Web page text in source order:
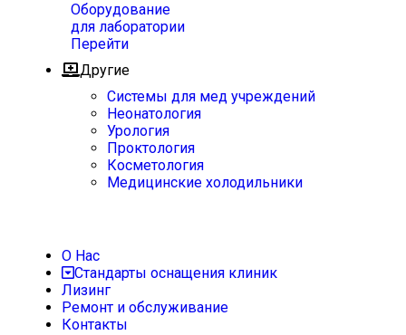
Оборудование
для лаборатории
Перейти
Другие
Системы для мед учреждений
Неонатология
Урология
Проктология
Косметология
Медицинские холодильники
О Нас
Стандарты оснащения клиник
Лизинг
Ремонт и обслуживание
Контакты